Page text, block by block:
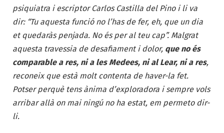
psiquiatra i escriptor Carlos Castilla del Pino i li va
dir: “Tu aquesta funció no l’has de fer, eh, que un dia
et quedaràs penjada. No és per al teu cap”. Malgrat
aquesta travessia de desafiament i dolor, que no és
comparable a res, ni a les Medees, ni al Lear, ni a res,
reconeix que està molt contenta de haver-la fet.
Potser perquè tens ànima d’exploradora i sempre vols
arribar allà on mai ningú no ha estat, em permeto dir-
li.